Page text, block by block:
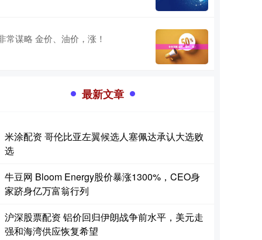
常谋略 金价、油价，涨！
最新文章
米涂配资 哥伦比亚左翼候选人塞佩达承认大选败
选
牛豆网 Bloom Energy股价暴涨1300%，CEO身
家跻身亿万富翁行列
沪深股票配资 铝价回归伊朗战争前水平，美元走
强和海湾供应恢复希望